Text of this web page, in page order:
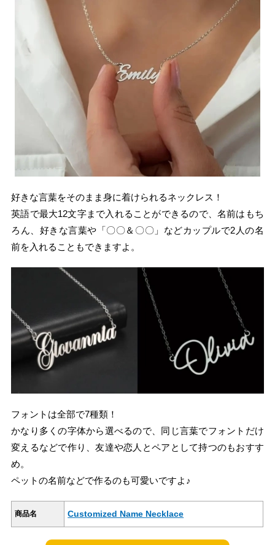
好きな言葉をそのまま身に着けられるネックレス！
英語で最大12文字まで入れることができるので、名前はもち
ろん、好きな言葉や「〇〇＆〇〇」などカップルで2人の名
前を入れることもできますよ。
フォントは全部で7種類！
かなり多くの字体から選べるので、同じ言葉でフォントだけ
変えるなどで作り、友達や恋人とペアとして持つのもおすす
め。
ペットの名前などで作るのも可愛いですよ♪
商品名 Customized Name Necklace